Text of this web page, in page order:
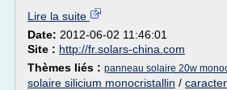
Lire la suite
Date: 2012-06-02 11:46:01
Site : http://fr.solars-china.com
Thèmes liés : panneau solaire 20w
solaire silicium monocristallin /